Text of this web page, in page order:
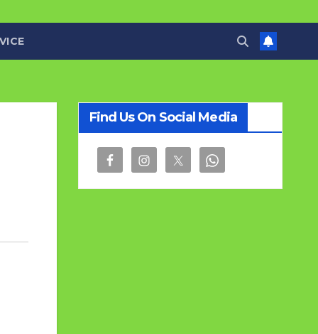
Find Us On Social Media